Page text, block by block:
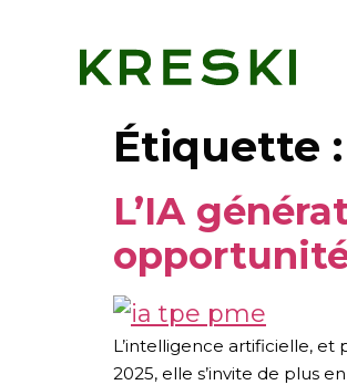
Étiquette :
L’IA
L’intelligence artificielle, et
2025, elle s’invite de plus